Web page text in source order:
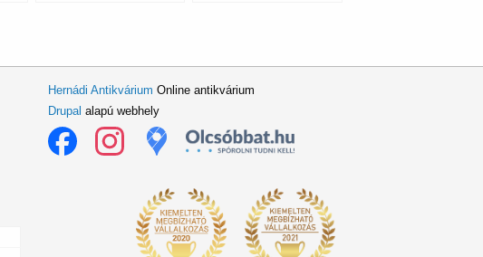
Hernádi Antikvárium Online antikvárium
Drupal alapú webhely